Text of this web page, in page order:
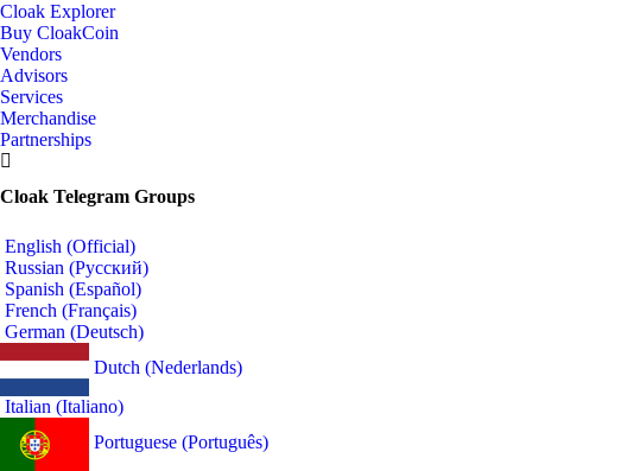
Cloak Explorer
Buy CloakCoin
Vendors
Advisors
Services
Merchandise
Partnerships
Cloak Telegram Groups
English (Official)
Russian (Русский)
Spanish (Español)
French (Français)
German (Deutsch)
Dutch (Nederlands)
Italian (Italiano)
Portuguese (Português)